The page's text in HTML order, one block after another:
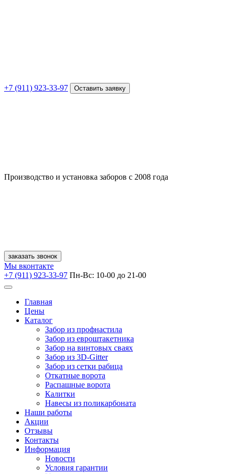
+7 (911) 923-33-97 Оставить заявку
Производство и установка заборов с 2008 года
заказать звонок
Мы вконтакте
+7 (911) 923-33-97 Пн-Вс: 10-00 до 21-00
Главная
Цены
Каталог
Забор из профнастила
Забор из евроштакетника
Забор на винтовых сваях
Забор из 3D-Gitter
Забор из сетки рабица
Откатные ворота
Распашные ворота
Калитки
Навесы из поликарбоната
Наши работы
Акции
Отзывы
Контакты
Информация
Новости
Условия гарантии